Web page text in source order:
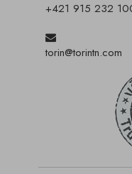
+421 915 232
torin@torintn.com